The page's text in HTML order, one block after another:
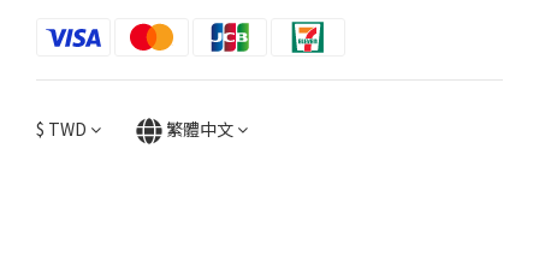
$ TWD 繁體中文